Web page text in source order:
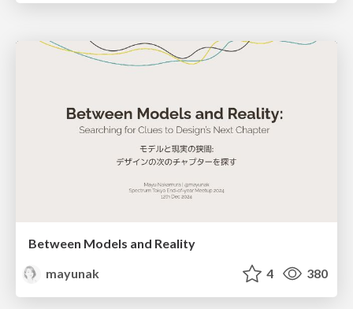
Between Models and Reality
mayunak
4 380